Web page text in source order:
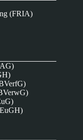
(FRIA)